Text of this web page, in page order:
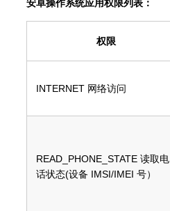
安卓操作系统应用权限列表：
权限
INTERNET 网络访问
READ_PHONE_STATE 读取电
话状态(设备 IMSI/IMEI 号）